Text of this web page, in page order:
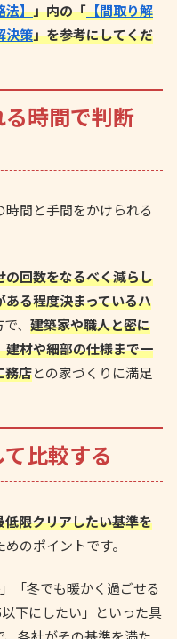
法】」内の「【間取り解
決策」を参考にしてくだ
時間で判断
間と手間をかけられる
回数をなるべく減らし
る程度決まっているハ
、 建築家や職人と密に
材や細部の仕様まで一
務店との家づくりに満足
比較する
限クリアしたい基準を
のポイントです。
「冬でも暖かく過ごせる
下にしたい」といった具